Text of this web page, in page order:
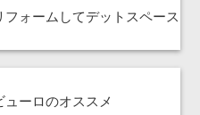
フォームしてデットスペース
ューロのオススメ